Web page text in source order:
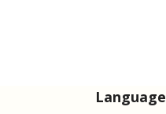
Language